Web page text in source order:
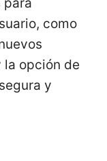
como
la opción de
y